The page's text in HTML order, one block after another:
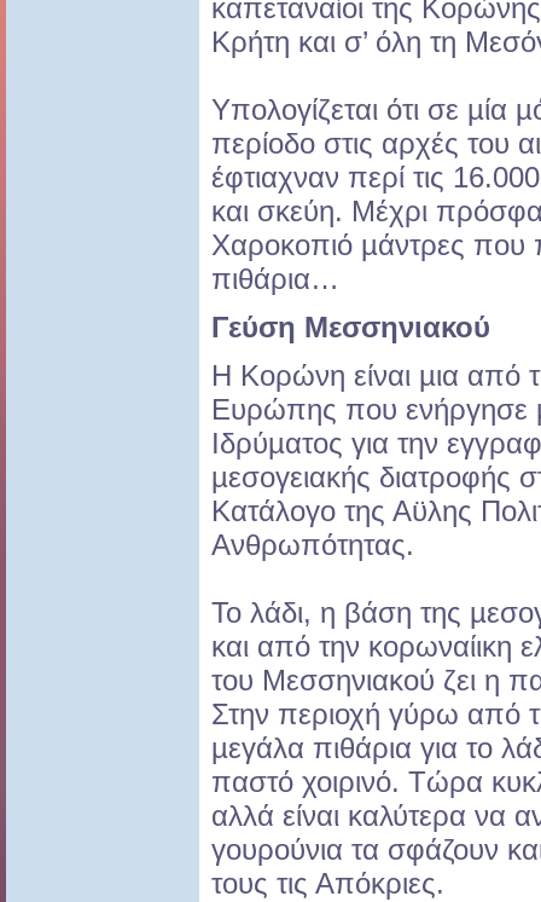
καπεταναίοι της
Κρήτη και σ’ όλη τη
Υπολογίζεται ότι σε µία
περίοδο στις αρχές του
έφτιαχναν περί τις
και σκεύη. Μέχρι
Χαροκοπιό µάντρες που
πιθάρια…
Γεύση Μεσσηνιακού
Η Κορώνη είναι µια από
Ευρώπης που ενήργησε
Ιδρύµατος για την
µεσογειακής διατροφής
Κατάλογο της Αϋλης
Ανθρωπότητας.
Το λάδι, η βάση της
και από την κορωναίικη
του Μεσσηνιακού ζει η
Στην περιοχή γύρω από
µεγάλα πιθάρια για το
παστό χοιρινό. Τώρα
αλλά είναι καλύτερα να
γουρούνια τα σφάζουν
τους τις Απόκριες.